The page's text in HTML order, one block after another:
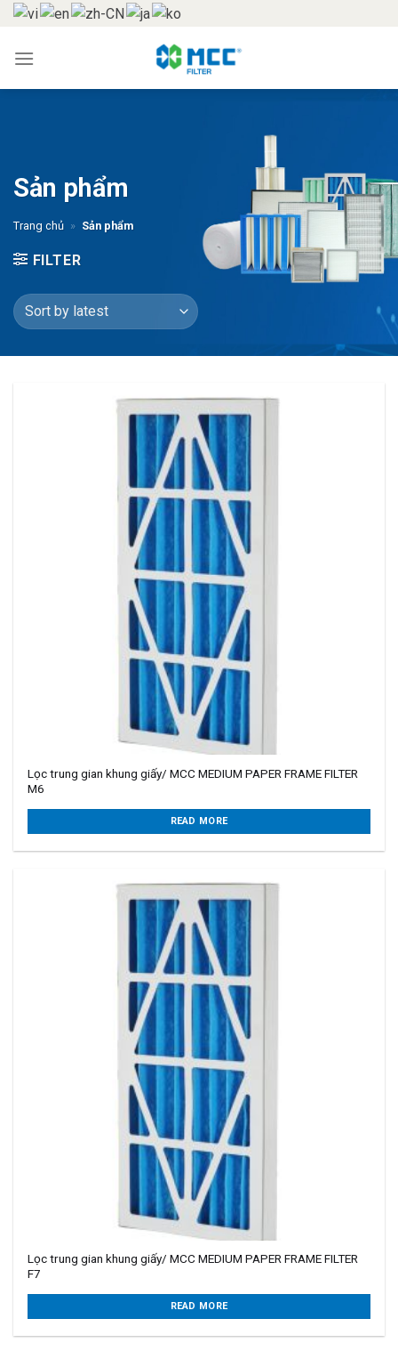
Skip
content
Sản phẩm
Trang chủ » Sản phẩm
FILTER
Lọc trung gian khung giấy/ MCC MEDIUM PAPER FRAME FILTER
M6
READ MORE
Lọc trung gian khung giấy/ MCC MEDIUM PAPER FRAME FILTER
F7
READ MORE